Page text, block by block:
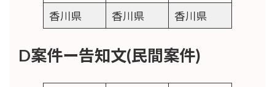
香川県
香川県 香川県
D案件ー告知文(民間案件)